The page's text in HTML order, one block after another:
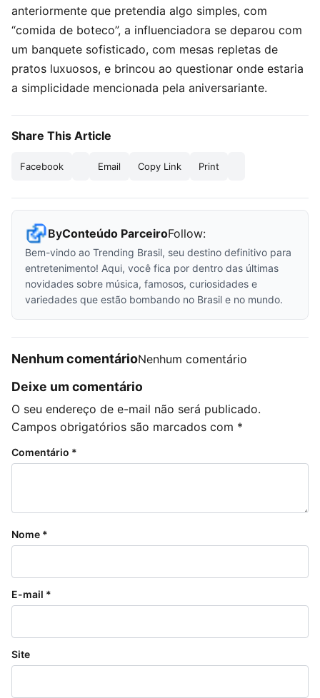
anteriormente que pretendia algo simples, com
“comida de boteco”, a influenciadora se deparou com
um banquete sofisticado, com mesas repletas de
pratos luxuosos, e brincou ao questionar onde estaria
a simplicidade mencionada pela aniversariante.
Share This Article
Facebook Email Copy Link Print
ByConteúdo ParceiroFollow:
Bem-vindo ao Trending Brasil, seu destino definitivo para
entretenimento! Aqui, você fica por dentro das últimas
novidades sobre música, famosos, curiosidades e
variedades que estão bombando no Brasil e no mundo.
Nenhum comentárioNenhum comentário
Deixe um comentário
O seu endereço de e-mail não será publicado.
Campos obrigatórios são marcados com *
Comentário *
Nome *
E-mail *
Site